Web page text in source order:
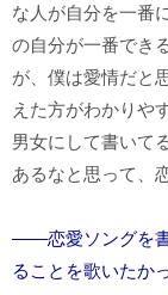
な人が自分を一番
の自分が一番でき
が、僕は愛情だと
えた方がわかりや
男女にして書いて
あるなと思って、
――恋愛ソングを書
ることを歌いたか